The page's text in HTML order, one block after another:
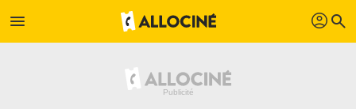
menu profil search